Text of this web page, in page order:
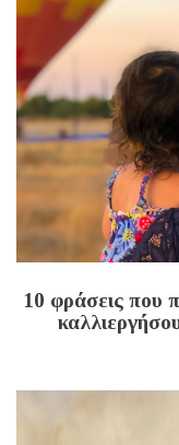
10 φράσεις που